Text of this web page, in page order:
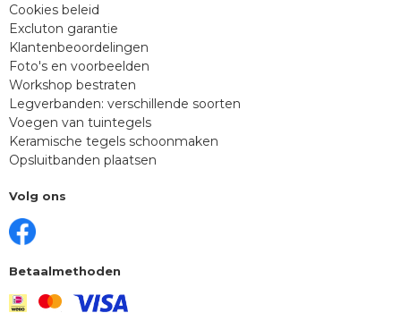
Cookies beleid
Excluton garantie
Klantenbeoordelingen
Foto's en voorbeelden
Workshop bestraten
Legverbanden: verschillende soorten
Voegen van tuintegels
Keramische tegels schoonmaken
Opsluitbanden plaatsen
Volg ons
Betaalmethoden